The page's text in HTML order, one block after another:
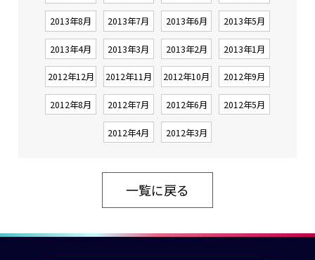
2013年8月 2013年7月 2013年6月 2013年5月
2013年4月 2013年3月 2013年2月 2013年1月
2012年12月 2012年11月 2012年10月 2012年9月
2012年8月 2012年7月 2012年6月 2012年5月
2012年4月 2012年3月
一覧に戻る